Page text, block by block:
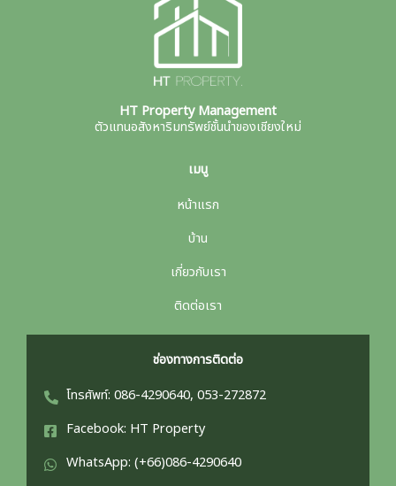
HT Property Management
ตัวแทนอสังหาริมทรัพย์ชั้นนำของเชียงใหม่
เมนู
หน้าแรก
บ้าน
เกี่ยวกับเรา
ติดต่อเรา
ช่องทางการติดต่อ
โทรศัพท์: 086-4290640, 053-272872
Facebook: HT Property
WhatsApp: (+66)086-4290640